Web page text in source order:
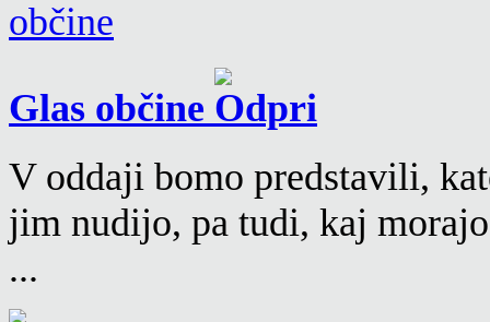
Glas občine
V oddaji bomo predstavili,
jim nudijo, pa tudi, kaj
...